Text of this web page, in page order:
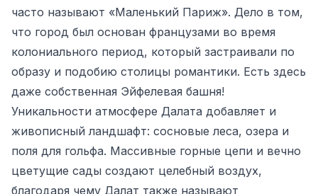
часто называют «Маленький Париж». Дело в том,
что город был основан французами во время
колониального период, который застраивали по
образу и подобию столицы романтики. Есть здесь
даже собственная Эйфелевая башня!
Уникальности атмосфере Далата добавляет и
живописный ландшафт: сосновые леса, озера и
поля для гольфа. Массивные горные цепи и вечно
цветущие сады создают целебный воздух,
благодаря чему Далат также называют